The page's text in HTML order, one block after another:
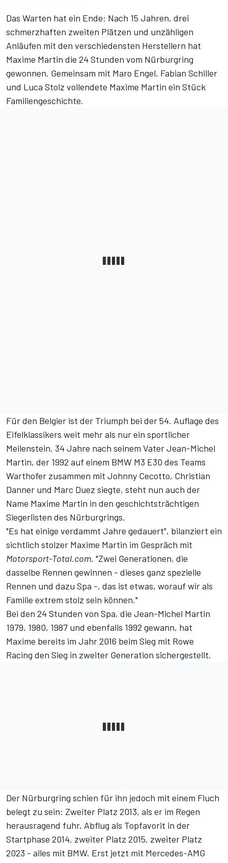
Das Warten hat ein Ende: Nach 15 Jahren, drei
schmerzhaften zweiten Plätzen und unzähligen
Anläufen mit den verschiedensten Herstellern hat
Maxime Martin die 24 Stunden vom Nürburgring
gewonnen. Gemeinsam mit Maro Engel, Fabian Schiller
und Luca Stolz vollendete Maxime Martin ein Stück
Familiengeschichte.
Für den Belgier ist der Triumph bei der 54. Auflage des
Eifelklassikers weit mehr als nur ein sportlicher
Meilenstein. 34 Jahre nach seinem Vater Jean-Michel
Martin, der 1992 auf einem BMW M3 E30 des Teams
Warthofer zusammen mit Johnny Cecotto, Christian
Danner und Marc Duez siegte, steht nun auch der
Name Maxime Martin in den geschichtsträchtigen
Siegerlisten des Nürburgrings.
"Es hat einige verdammt Jahre gedauert", bilanziert ein
sichtlich stolzer Maxime Martin im Gespräch mit
Motorsport-Total.com. "Zwei Generationen, die
dasselbe Rennen gewinnen - dieses ganz spezielle
Rennen und dazu Spa -, das ist etwas, worauf wir als
Familie extrem stolz sein können."
Bei den 24 Stunden von Spa, die Jean-Michel Martin
1979, 1980, 1987 und ebenfalls 1992 gewann, hat
Maxime bereits im Jahr 2016 beim Sieg mit Rowe
Racing den Sieg in zweiter Generation sichergestellt.
Der Nürburgring schien für ihn jedoch mit einem Fluch
belegt zu sein: Zweiter Platz 2013, als er im Regen
herausragend fuhr, Abflug als Topfavorit in der
Startphase 2014, zweiter Platz 2015, zweiter Platz
2023 - alles mit BMW. Erst jetzt mit Mercedes-AMG